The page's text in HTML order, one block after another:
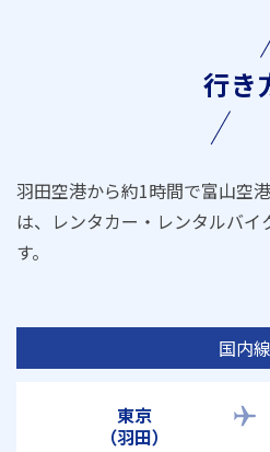
行き
羽田空港から約1時間で富山空
は、レンタカー・レンタルバイ
す。
国内線
東京
（羽田）